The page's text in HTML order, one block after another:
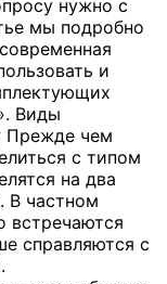
нужно с
мы подробно
и
Виды
Прежде чем
с типом
на два
В частном
встречаются
справляются с